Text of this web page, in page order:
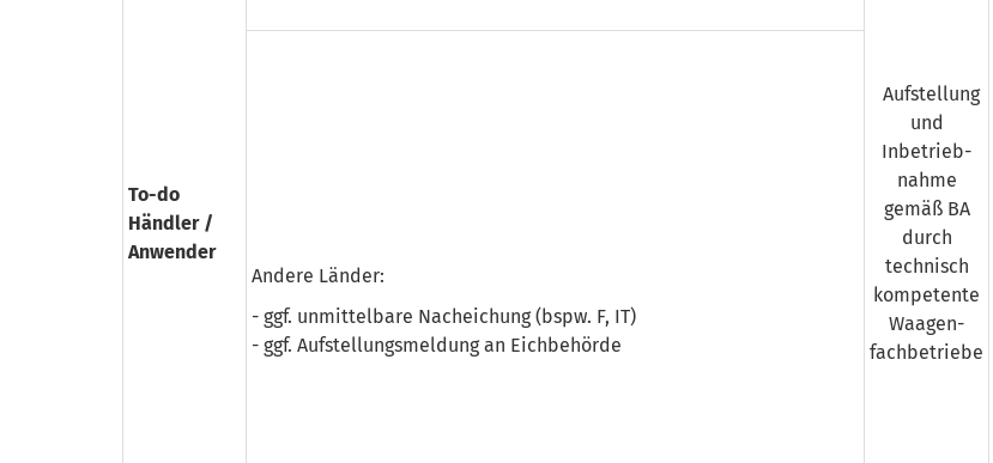
To-do
Händler /
Anwender
Aufstellung
und
Inbetrieb­
nahme
gemäß BA
durch
technisch
kompetente
Waagen­
fachbetriebe
Andere Länder:
- ggf. unmittelbare Nacheichung (bspw. F, IT)
- ggf. Aufstellungs­meldung an Eich­behörde